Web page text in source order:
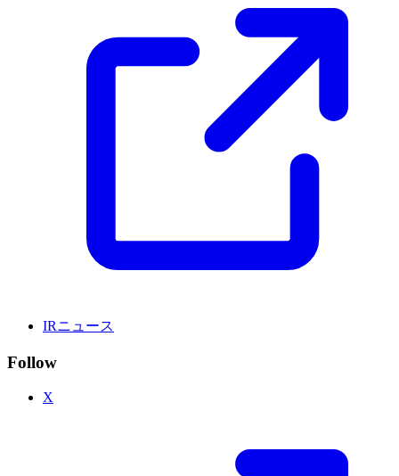
IRニュース
Follow
X